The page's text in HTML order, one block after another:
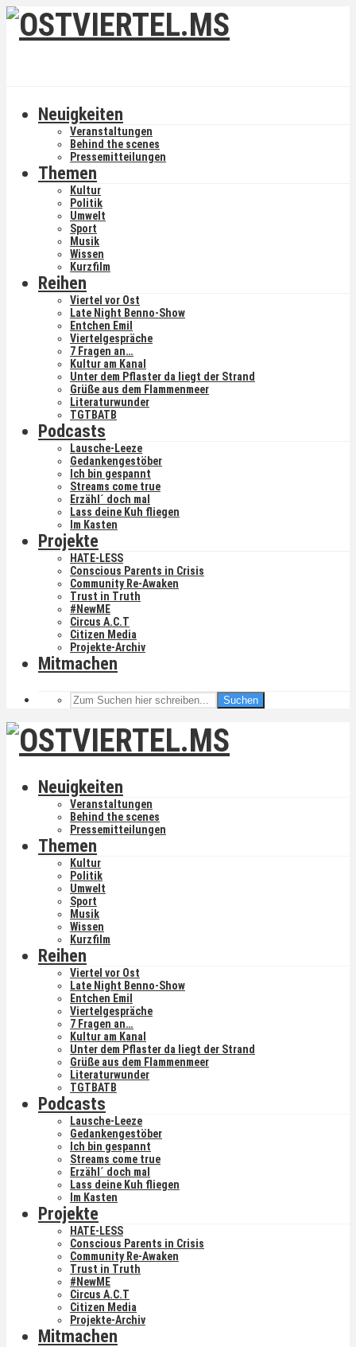
Neuigkeiten
Veranstaltungen
Behind the scenes
Pressemitteilungen
Themen
Kultur
Politik
Umwelt
Sport
Musik
Wissen
Kurzfilm
Reihen
Viertel vor Ost
Late Night Benno-Show
Entchen Emil
Viertelgespräche
7 Fragen an…
Kultur am Kanal
Unter dem Pflaster da liegt der Strand
Grüße aus dem Flammenmeer
Literaturwunder
TGTBATB
Podcasts
Lausche-Leeze
Gedankengestöber
Ich bin gespannt
Streams come true
Erzähl´ doch mal
Lass deine Kuh fliegen
Im Kasten
Projekte
HATE-LESS
Conscious Parents in Crisis
Community Re-Awaken
Trust in Truth
#NewME
Circus A.C.T
Citizen Media
Projekte-Archiv
Mitmachen
Suchen
Neuigkeiten
Veranstaltungen
Behind the scenes
Pressemitteilungen
Themen
Kultur
Politik
Umwelt
Sport
Musik
Wissen
Kurzfilm
Reihen
Viertel vor Ost
Late Night Benno-Show
Entchen Emil
Viertelgespräche
7 Fragen an…
Kultur am Kanal
Unter dem Pflaster da liegt der Strand
Grüße aus dem Flammenmeer
Literaturwunder
TGTBATB
Podcasts
Lausche-Leeze
Gedankengestöber
Ich bin gespannt
Streams come true
Erzähl´ doch mal
Lass deine Kuh fliegen
Im Kasten
Projekte
HATE-LESS
Conscious Parents in Crisis
Community Re-Awaken
Trust in Truth
#NewME
Circus A.C.T
Citizen Media
Projekte-Archiv
Mitmachen